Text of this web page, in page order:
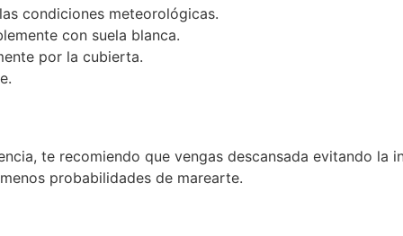
condiciones meteorológicas.
con suela blanca.
por la cubierta.
te recomiendo que vengas descansada evitando la
probabilidades de marearte.